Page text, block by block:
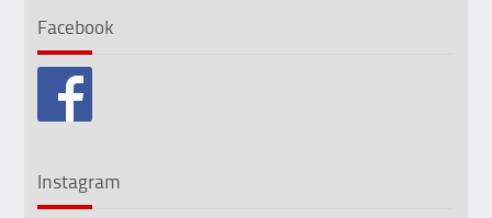
Facebook
Instagram